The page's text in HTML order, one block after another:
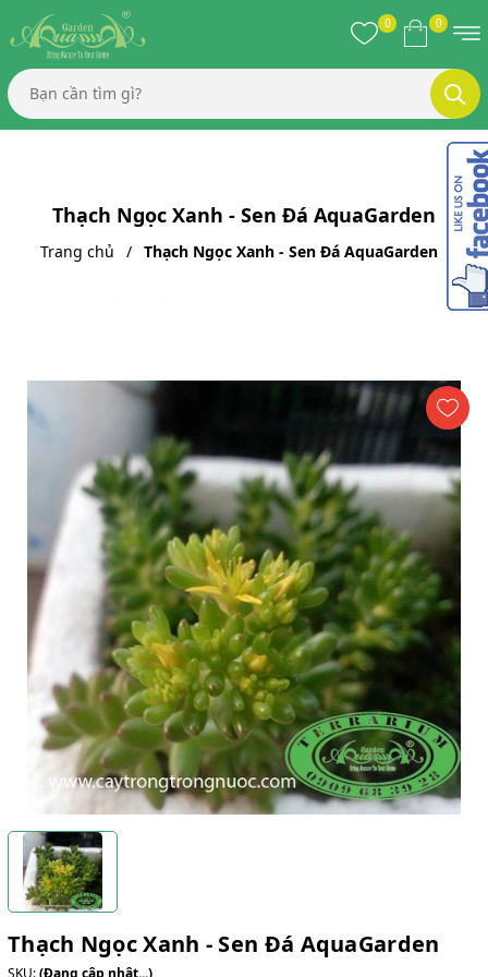
0 0
Thạch Ngọc Xanh - Sen Đá AquaGarden
Trang chủ Thạch Ngọc Xanh - Sen Đá AquaGarden
Thạch Ngọc Xanh - Sen Đá AquaGarden
SKU:(Đang cập nhật...)